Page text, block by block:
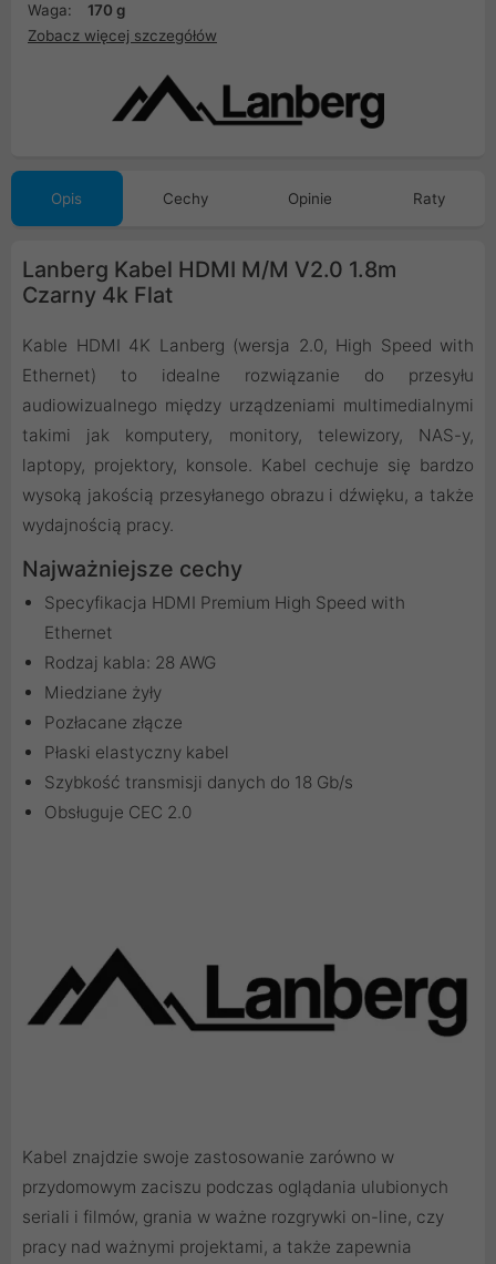
Waga:
170 g
Zobacz więcej szczegółów
Opis Cechy Opinie Raty
Lanberg Kabel HDMI M/M V2.0 1.8m
Czarny 4k Flat
Kable HDMI 4K Lanberg (wersja 2.0, High Speed with
Ethernet) to idealne rozwiązanie do przesyłu
audiowizualnego między urządzeniami multimedialnymi
takimi jak komputery, monitory, telewizory, NAS-y,
laptopy, projektory, konsole. Kabel cechuje się bardzo
wysoką jakością przesyłanego obrazu i dźwięku, a także
wydajnością pracy.
Najważniejsze cechy
Specyfikacja HDMI Premium High Speed with
Ethernet
Rodzaj kabla: 28 AWG
Miedziane żyły
Pozłacane złącze
Płaski elastyczny kabel
Szybkość transmisji danych do 18 Gb/s
Obsługuje CEC 2.0
Kabel znajdzie swoje zastosowanie zarówno w
przydomowym zaciszu podczas oglądania ulubionych
seriali i filmów, grania w ważne rozgrywki on-line, czy
pracy nad ważnymi projektami, a także zapewnia